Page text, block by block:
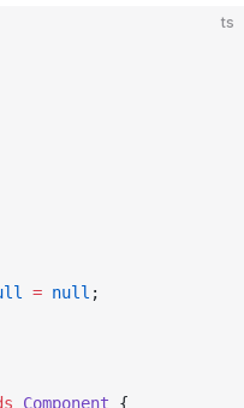
ts
= null ;
Component {